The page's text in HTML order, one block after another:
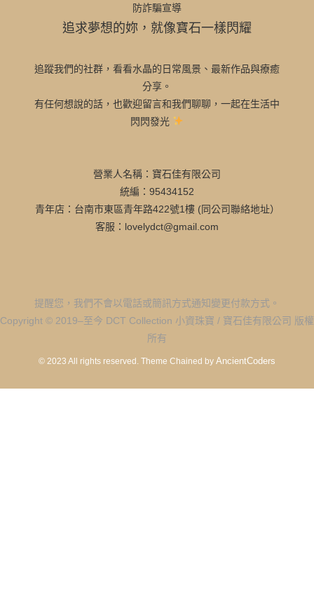
防詐騙宣導
追求夢想的妳，就像寶石一樣閃耀
追蹤我們的社群，看看水晶的日常風景、最新作品與療癒
分享。
有任何想說的話，也歡迎留言和我們聊聊，一起在生活中
閃閃發光
營業人名稱：寶石佳有限公司
統編：95434152
青年店：台南市東區青年路422號1樓 (同公司聯絡地址）
客服：lovelydct@gmail.com
提醒您，我們不會以電話或簡訊方式通知變更付款方式。
Copyright © 2019–至今 DCT Collection 小資珠寶 / 寶石佳有限公司 版權
所有
© 2023 All rights reserved. Theme Chained by AncientCoders